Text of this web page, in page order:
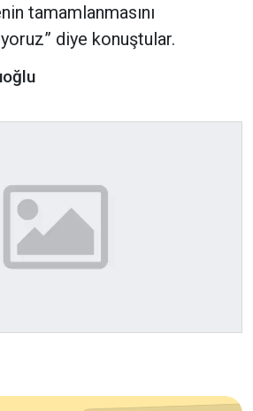
tamamlanmasını
diye konuştular.